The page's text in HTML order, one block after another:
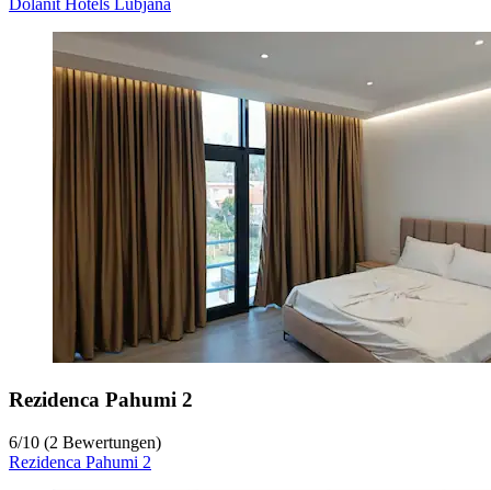
Dolanit Hotels Lubjana
Rezidenca Pahumi 2
6/10 (2 Bewertungen)
Rezidenca Pahumi 2